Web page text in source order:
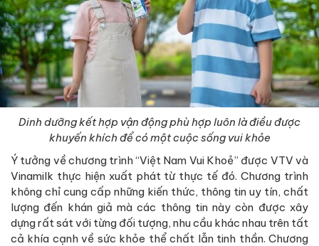
Dinh dưỡng kết hợp vận động phù hợp luôn là điều được
khuyến khích để có một cuộc sống vui khỏe
Ý tưởng về chương trình “Việt Nam Vui Khoẻ” được VTV và
Vinamilk thực hiện xuất phát từ thực tế đó. Chương trình
không chỉ cung cấp những kiến thức, thông tin uy tín, chất
lượng đến khán giả mà các thông tin này còn được xây
dựng rất sát với từng đối tượng, nhu cầu khác nhau trên tất
cả khía cạnh về sức khỏe thể chất lẫn tinh thần. Chương